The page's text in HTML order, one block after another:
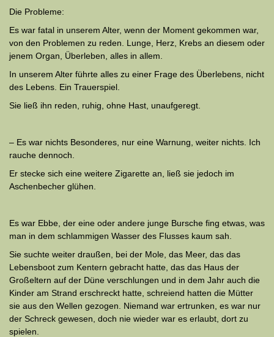
Die Probleme:
Es war fatal in unserem Alter, wenn der Moment gekommen war,
von den Problemen zu reden. Lunge, Herz, Krebs an diesem oder
jenem Organ, Überleben, alles in allem.
In unserem Alter führte alles zu einer Frage des Überlebens, nicht
des Lebens. Ein Trauerspiel.
Sie ließ ihn reden, ruhig, ohne Hast, unaufgeregt.
– Es war nichts Besonderes, nur eine Warnung, weiter nichts. Ich
rauche dennoch.
Er stecke sich eine weitere Zigarette an, ließ sie jedoch im
Aschen­becher glühen.
Es war Ebbe, der eine oder andere junge Bursche fing etwas, was
man in dem schlammigen Wasser des Flusses kaum sah.
Sie suchte weiter draußen, bei der Mole, das Meer, das das
Lebens­boot zum Kentern gebracht hatte, das das Haus der
Großeltern auf der Düne verschlungen und in dem Jahr auch die
Kinder am Strand erschreckt hatte, schreiend hatten die Mütter
sie aus den Wellen gezogen. Niemand war ertrunken, es war nur
der Schreck gewesen, doch nie wieder war es erlaubt, dort zu
spielen.